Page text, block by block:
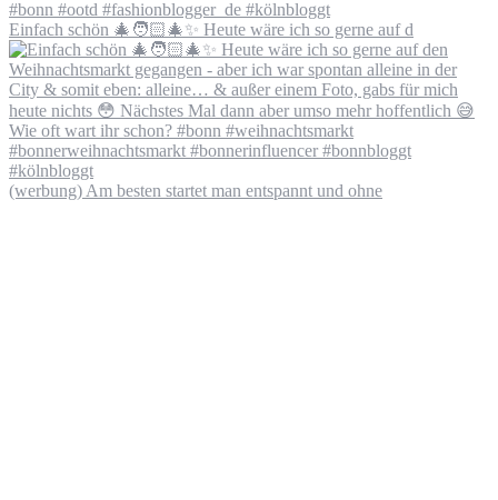
Einfach schön 🎄🧑🏻‍🎄✨ Heute wäre ich so gerne auf d
(werbung) Am besten startet man entspannt und ohne